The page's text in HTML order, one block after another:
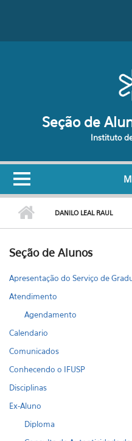
Seção de
Instituto
DANILO LEAL RAUL
Seção de Alunos
Apresentação do Serviço de
Atendimento
Agendamento
Calendario
Comunicados
Conhecendo o IFUSP
Disciplinas
Ex-Aluno
Diploma